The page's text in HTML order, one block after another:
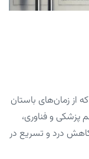
از زمان‌های باستان
پزشکی و فناوری،
درد و تسریع در